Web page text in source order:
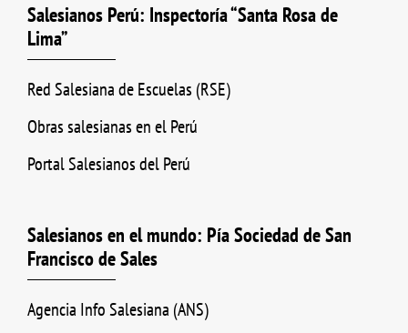
Salesianos Perú: Inspectoría “Santa Rosa de
Lima”
Red Salesiana de Escuelas (RSE)
Obras salesianas en el Perú
Portal Salesianos del Perú
Salesianos en el mundo: Pía Sociedad de San
Francisco de Sales
Agencia Info Salesiana (ANS)